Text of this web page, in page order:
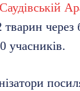
тварин через
учасників.